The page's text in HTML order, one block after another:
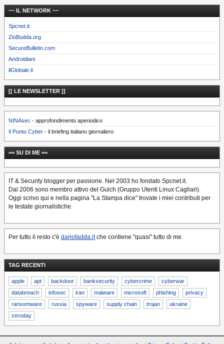
~~ IL NETWORK ~~
Spcnet.it
ZioBudda.org
SecureBulletin.com
Androidiani
ilGlobale.it
[[ LE NEWSLETTER ]]
NINAsec - approfondimento aperiodico
Il Punto Cyber - il briefing italiano giornaliero
== SU DI ME ==
IT & Security blogger per passione. Nel 2003 ho fondato Spcnet.it.
Dal 2006 sono membro attivo del Gulch (Gruppo Utenti Linux Cagliari).
Oggi scrivo qui e nella pagina "La Stampa dice" trovate i miei contributi per
le testate giornalistiche.
Per tutto il resto c'è dariofadda.itche contiene "quasi" tutto di me.
TAG RECENTI
apple apt backdoor banksecurity cybercrime
cyberwar
databreach
infosec iran malware microsoft phishing
privacy
ransomware
russia spyware supply chain trojan
ukraine
zeroday